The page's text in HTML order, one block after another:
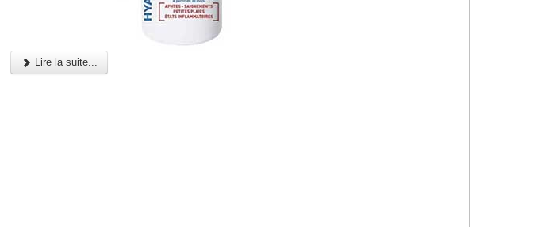
Lire la suite...